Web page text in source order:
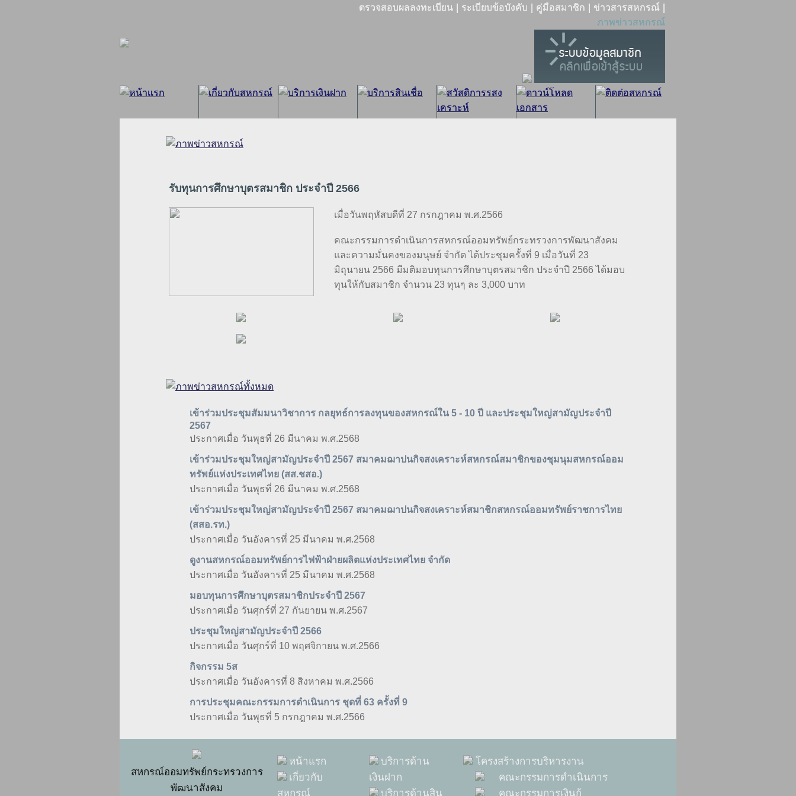
ตรวจสอบผลลงทะเบียน | ระเบียบข้อบังคับ | คู่มือสมาชิก | ข่าวสารสหกรณ์ |
ภาพข่าวสหกรณ์
รับทุนการศึกษาบุตรสมาชิก ประจำปี 2566
เมื่อวันพฤหัสบดีที่ 27 กรกฎาคม พ.ศ.2566
คณะกรรมการดำเนินการสหกรณ์ออมทรัพย์กระทรวงการพัฒนาสังคม
และความมั่นคงของมนุษย์ จำกัด ได้ประชุมครั้งที่ 9 เมื่อวันที่ 23
มิถุนายน 2566 มีมติมอบทุนการศึกษาบุตรสมาชิก ประจำปี 2566 ได้มอบ
ทุนให้กับสมาชิก จำนวน 23 ทุนๆ ละ 3,000 บาท
เข้าร่วมประชุมสัมมนาวิชาการ กลยุทธ์การลงทุนของสหกรณ์ใน 5 - 10 ปี และประชุมใหญ่สามัญประจำปี
2567
ประกาศเมื่อ วันพุธที่ 26 มีนาคม พ.ศ.2568
เข้าร่วมประชุมใหญ่สามัญประจำปี 2567 สมาคมฌาปนกิจสงเคราะห์สหกรณ์สมาชิกของชุมนุมสหกรณ์ออม
ทรัพย์แห่งประเทศไทย (สส.ชสอ.)
ประกาศเมื่อ วันพุธที่ 26 มีนาคม พ.ศ.2568
เข้าร่วมประชุมใหญ่สามัญประจำปี 2567 สมาคมฌาปนกิจสงเคราะห์สมาชิกสหกรณ์ออมทรัพย์ราชการไทย
(สสอ.รท.)
ประกาศเมื่อ วันอังคารที่ 25 มีนาคม พ.ศ.2568
ดูงานสหกรณ์ออมทรัพย์การไฟฟ้าฝ่ายผลิตแห่งประเทศไทย จำกัด
ประกาศเมื่อ วันอังคารที่ 25 มีนาคม พ.ศ.2568
มอบทุนการศึกษาบุตรสมาชิกประจำปี 2567
ประกาศเมื่อ วันศุกร์ที่ 27 กันยายน พ.ศ.2567
ประชุมใหญ่สามัญประจำปี 2566
ประกาศเมื่อ วันศุกร์ที่ 10 พฤศจิกายน พ.ศ.2566
กิจกรรม 5ส
ประกาศเมื่อ วันอังคารที่ 8 สิงหาคม พ.ศ.2566
การประชุมคณะกรรมการดำเนินการ ชุดที่ 63 ครั้งที่ 9
ประกาศเมื่อ วันพุธที่ 5 กรกฎาคม พ.ศ.2566
สหกรณ์ออมทรัพย์กระทรวงการ
พัฒนาสังคม
หน้าแรก
เกี่ยวกับ
สหกรณ์
บริการด้าน
เงินฝาก
บริการด้านสิน
โครงสร้างการบริหารงาน
คณะกรรมการดำเนินการ
คณะกรรมการเงินกู้